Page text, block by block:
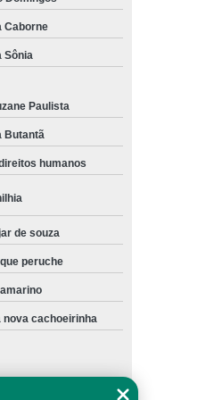
Samsung
Roupa
Samsung
Seca
e Seca
Lava Seca
Samsung
e Seca
Fogão Cooktop
Caborne
Sônia
Paulista
Butantã
humanos
de souza
peruche
nova cachoeirinha